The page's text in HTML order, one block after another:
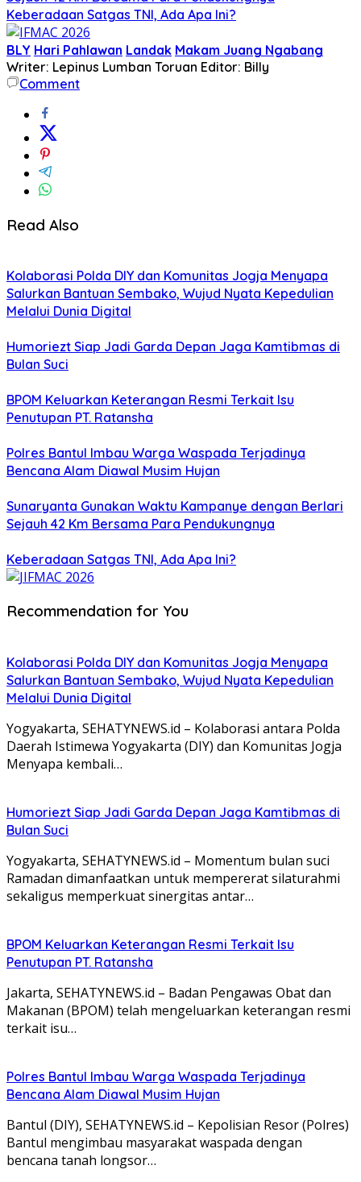
Keberadaan Satgas TNI, Ada Apa Ini?
BLY Hari Pahlawan Landak Makam Juang Ngabang
Writer: Lepinus Lumban Toruan Editor: Billy
Comment
Read Also
Kolaborasi Polda DIY dan Komunitas Jogja Menyapa
Salurkan Bantuan Sembako, Wujud Nyata Kepedulian
Melalui Dunia Digital
Humoriezt Siap Jadi Garda Depan Jaga Kamtibmas di
Bulan Suci
BPOM Keluarkan Keterangan Resmi Terkait Isu
Penutupan PT. Ratansha
Polres Bantul Imbau Warga Waspada Terjadinya
Bencana Alam Diawal Musim Hujan
Sunaryanta Gunakan Waktu Kampanye dengan Berlari
Sejauh 42 Km Bersama Para Pendukungnya
Keberadaan Satgas TNI, Ada Apa Ini?
Recommendation for You
Kolaborasi Polda DIY dan Komunitas Jogja Menyapa
Salurkan Bantuan Sembako, Wujud Nyata Kepedulian
Melalui Dunia Digital
Yogyakarta, SEHATYNEWS.id – Kolaborasi antara Polda
Daerah Istimewa Yogyakarta (DIY) dan Komunitas Jogja
Menyapa kembali…
Humoriezt Siap Jadi Garda Depan Jaga Kamtibmas di
Bulan Suci
Yogyakarta, SEHATYNEWS.id – Momentum bulan suci
Ramadan dimanfaatkan untuk mempererat silaturahmi
sekaligus memperkuat sinergitas antar…
BPOM Keluarkan Keterangan Resmi Terkait Isu
Penutupan PT. Ratansha
Jakarta, SEHATYNEWS.id – Badan Pengawas Obat dan
Makanan (BPOM) telah mengeluarkan keterangan resmi
terkait isu…
Polres Bantul Imbau Warga Waspada Terjadinya
Bencana Alam Diawal Musim Hujan
Bantul (DIY), SEHATYNEWS.id – Kepolisian Resor (Polres)
Bantul mengimbau masyarakat waspada dengan
bencana tanah longsor…